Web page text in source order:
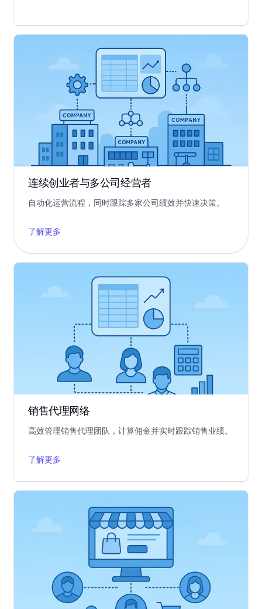
连续创业者与多公司经营者
自动化运营流程，同时跟踪多家公司绩效并快速决策。
了解更多
销售代理网络
高效管理销售代理团队，计算佣金并实时跟踪销售业绩。
了解更多